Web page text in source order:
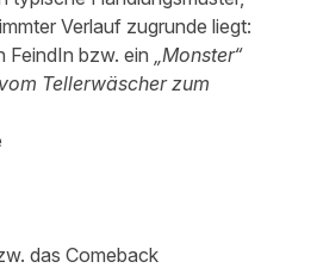
Verlauf zugrunde liegt:
FeindIn bzw. ein
„Monster“
„vom Tellerwäscher zum
das Comeback